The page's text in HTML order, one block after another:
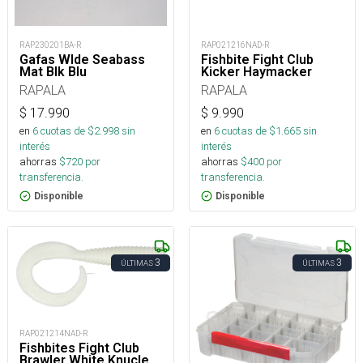
RAP230201BA-R
Gafas Wlde Seabass
Mat Blk Blu
RAPALA
$ 17.990
en 6cuotas de $2.998sin
interés
ahorras $720 por
transferencia.
Disponible
RAP021216NAD-R
Fishbite Fight Club
Kicker Haymacker
RAPALA
$ 9.990
en 6cuotas de $1.665sin
interés
ahorras $400 por
transferencia.
Disponible
ÚLTIMAS3
RAP021214NAD-R
Fishbites Fight Club
ÚLTIMAS3